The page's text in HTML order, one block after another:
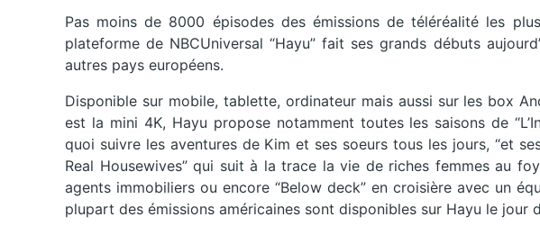
Pas moins de 8000 épisodes des émissions de téléréalité les
plateforme de NBCUniversal “Hayu” fait ses grands débuts
autres pays européens.
Disponible sur mobile, tablette, ordinateur mais aussi sur les box
est la mini 4K, Hayu propose notamment toutes les saisons de
quoi suivre les aventures de Kim et ses soeurs tous les jours, “et
Real Housewives” qui suit à la trace la vie de riches femmes au
agents immobiliers ou encore “Below deck” en croisière avec un
plupart des émissions américaines sont disponibles sur Hayu le jour